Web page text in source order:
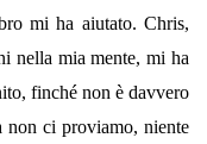
mi ha aiutato. Chris,
nella mia mente, mi ha
finché non è davvero
non ci proviamo, niente